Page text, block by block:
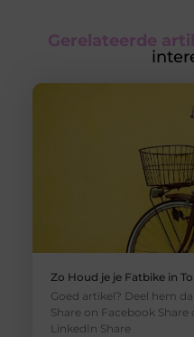
Gerelateerde
Zo Houd je je Fatbike in
Goed artikel? Deel hem
Share on Facebook
LinkedIn Share